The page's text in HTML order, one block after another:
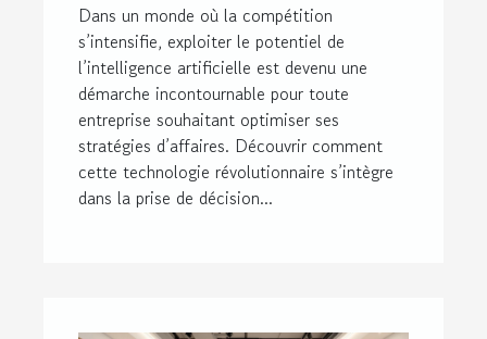
Dans un monde où la compétition
s’intensifie, exploiter le potentiel de
l’intelligence artificielle est devenu une
démarche incontournable pour toute
entreprise souhaitant optimiser ses
stratégies d’affaires. Découvrir comment
cette technologie révolutionnaire s’intègre
dans la prise de décision...